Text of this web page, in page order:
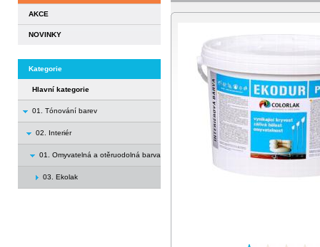
AKCE
NOVINKY
Kategorie
Hlavní kategorie
01. Tónování barev
02. Interiér
01. Omyvatelná a otěruodolná barva
03. Ekolak